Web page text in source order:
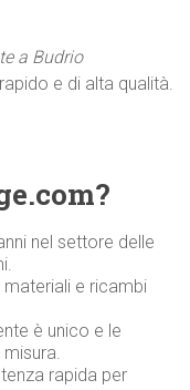
a Budrio
e di alta qualità.
nel settore delle
e ricambi
è unico e le
rapida per